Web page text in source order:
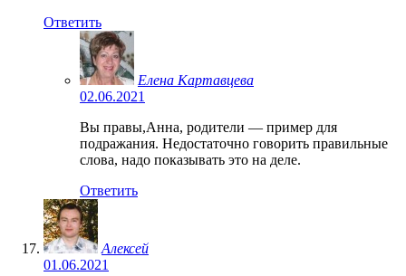
Ответить
Елена Картавцева
02.06.2021
Вы правы,Анна, родители — пример для
подражания. Недостаточно говорить правильные
слова, надо показывать это на деле.
Ответить
Алексей
01.06.2021